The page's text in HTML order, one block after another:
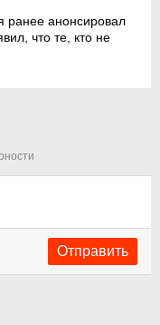
ранее анонсировал
что те, кто не